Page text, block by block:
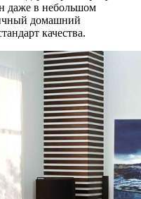
даже в небольшом
домашний
качества.